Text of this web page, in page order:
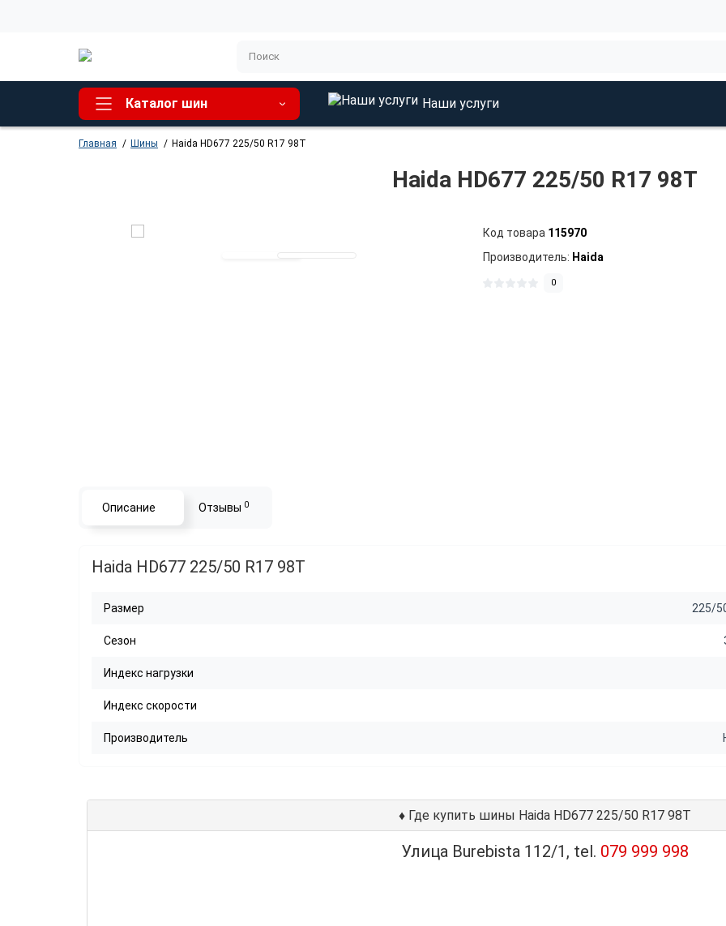
Каталог шин Наши услуги
Главная Шины Haida HD677 225/50 R17 98T
Haida HD677 225/50 R17 98T
Код товара 115970
Производитель: Haida
0
Описание Отзывы 0
Haida HD677 225/50 R17 98T
Размер 225/
Сезон
Индекс нагрузки
Индекс скорости
Производитель
♦Где купить шины Haida HD677 225/50 R17 98T
Улица Burebista 112/1, tel. 079 999 998